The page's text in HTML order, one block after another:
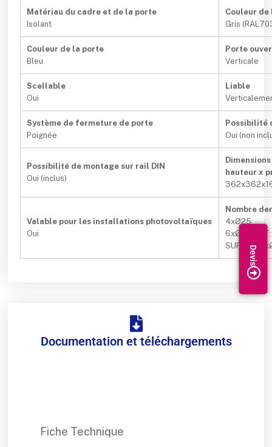
Matériau du cadre et de la porte
Isolant
Couleur de
Gris
Couleur de la porte
Bleu
Porte
Verticale
Scellable
Oui
Liable
Système de fermeture de porte
Poignée
Possibilité
Oui (non
Possibilité de montage sur rail DIN
Oui (inclus)
hauteur x
Valable pour les installations photovoltaïques
Oui
Nombre
4xØ25
6xØ40.
SUP/INF:
Documentation et téléchargements
Fiche Technique